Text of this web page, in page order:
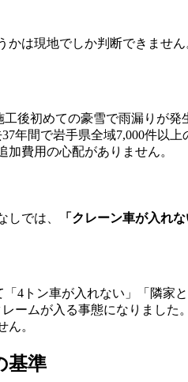
かは現地でしか判断できません
後初めての豪雪で雨漏りが
年間で岩手県全域7,000件以上
費用の心配がありません。
では、
「クレーン車が入れ
4トン車が入れない」「隣家
ームが入る事態になりました
ん。
基準